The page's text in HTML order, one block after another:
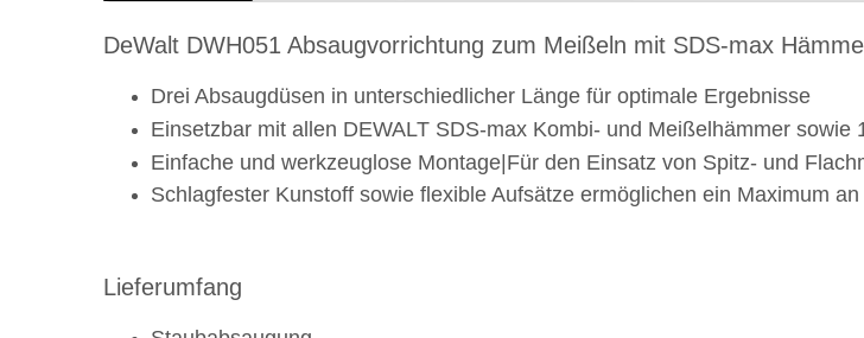
DeWalt DWH051 Absaugvorrichtung zum Meißeln mit SDS-max
Drei Absaugdüsen in unterschiedlicher Länge für optimale Ergebnisse
Einsetzbar mit allen DEWALT SDS-max Kombi- und Meißelhämmer
Einfache und werkzeuglose Montage|Für den Einsatz von Spitz- und
Schlagfester Kunstoff sowie flexible Aufsätze ermöglichen ein Maximum
Lieferumfang